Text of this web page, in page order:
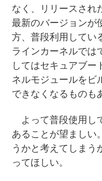
なく、リリースされ
最新のバージョンが
方、普段利用してい
ラインカーネルでは
してはセキュアブー
ネルモジュールをビ
できなくなるものも
よって普段使用し
あることが望ましい
うかと考えてしまう
ってほしい。